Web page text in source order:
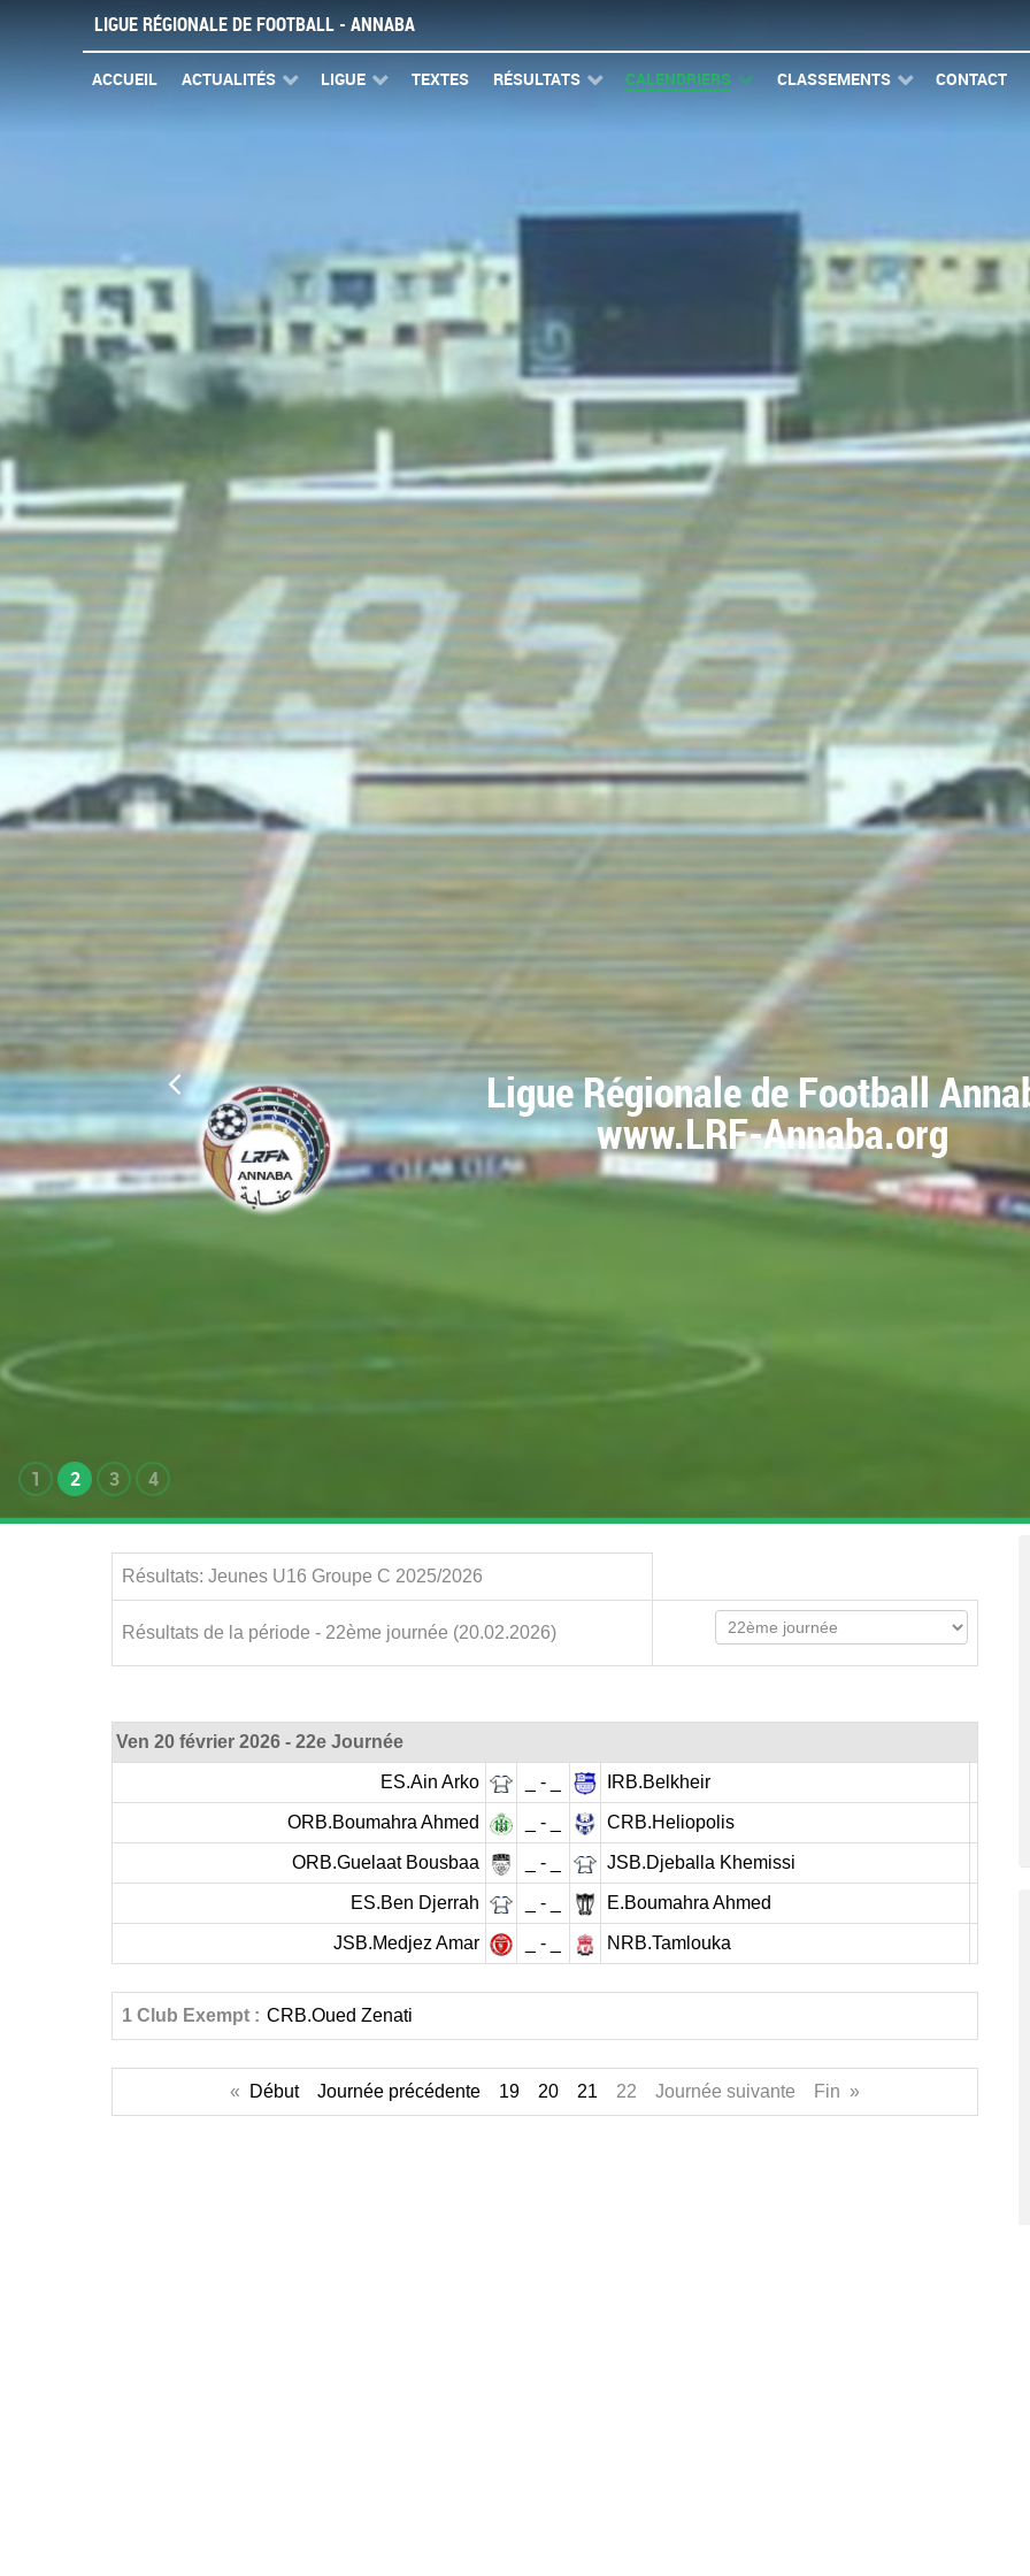
LIGUE RÉGIONALE DE FOOTBALL - ANNABA
ACCUEIL ACTUALITÉS LIGUE TEXTES RÉSULTATS CALENDRIERS CLASSEMENTS CONTACT
Ligue Régionale de Football
www.LRF-Annaba.org
1 2 3 4
Résultats: Jeunes U16 Groupe C 2025/2026
Résultats de la période - 22ème journée (20.02.2026)
Ven 20 février 2026 - 22e Journée
ES.Ain Arko _ - _ IRB.Belkheir
ORB.Boumahra Ahmed _ - _ CRB.Heliopolis
ORB.Guelaat Bousbaa _ - _ JSB.Djeballa Khemissi
ES.Ben Djerrah _ - _ E.Boumahra Ahmed
JSB.Medjez Amar _ - _ NRB.Tamlouka
1 Club Exempt : CRB.Oued Zenati
« Début Journée précédente 19 20 21 22 Journée suivante Fin »